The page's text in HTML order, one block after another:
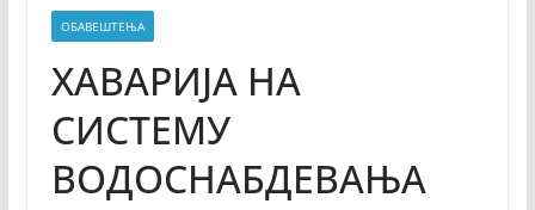
ОБАВЕШТЕЊА
ХАВАРИЈА НА
СИСТЕМУ
ВОДОСНАБДЕВАЊА